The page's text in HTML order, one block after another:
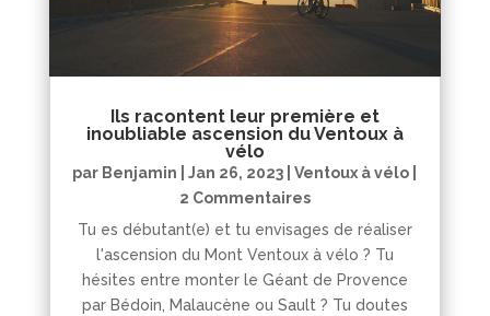
Ils racontent leur première et
inoubliable ascension du Ventoux à
vélo
par Benjamin |Jan 26, 2023 |Ventoux à vélo
2 Commentaires
Tu es débutant(e) et tu envisages de réaliser
l'ascension du Mont Ventoux à vélo ? Tu
hésites entre monter le Géant de Provence
par Bédoin, Malaucène ou Sault ? Tu doutes